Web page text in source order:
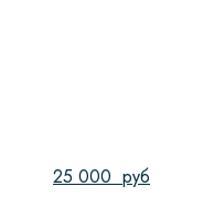
25 000 руб